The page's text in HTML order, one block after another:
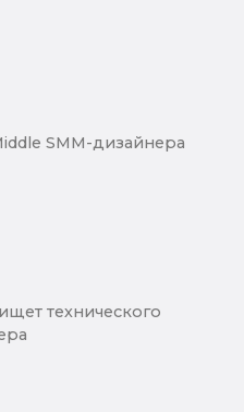
SMM-дизайнера
технического